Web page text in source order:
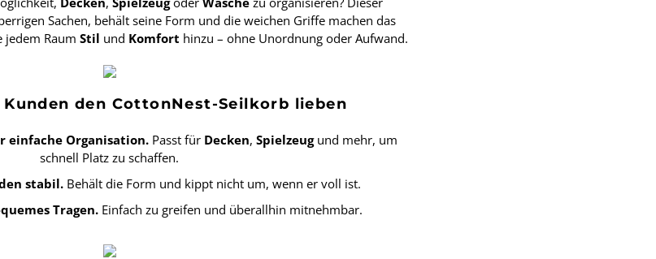
Sachen, behält seine Form und die weichen Griffe machen das
jedem RaumStil und Komfort hinzu – ohne Unordnung oder Aufwand.
den CottonNest-Seilkorb lieben
einfache Organisation. Passt für Decken,Spielzeugund mehr, um
schnell Platz zu schaffen.
stabil. Behält die Form und kippt nicht um, wenn er voll ist.
Tragen. Einfach zu greifen und überallhin mitnehmbar.